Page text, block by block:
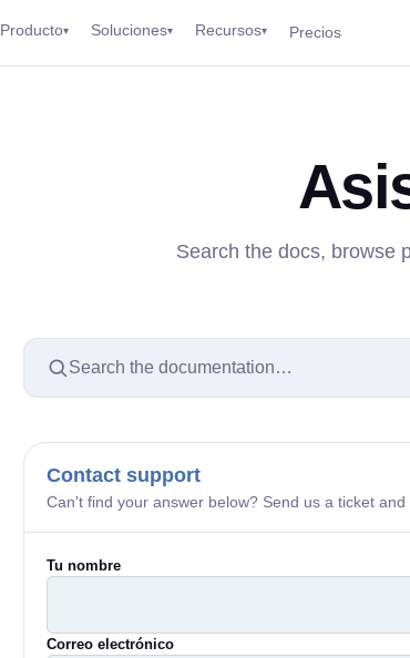
Producto▾ Soluciones▾ Recursos▾ Precios
Search the docs, browse
Search the documentation…
Contact support
Can't find your answer below? Send us a ticket and
Tu nombre
Correo electrónico